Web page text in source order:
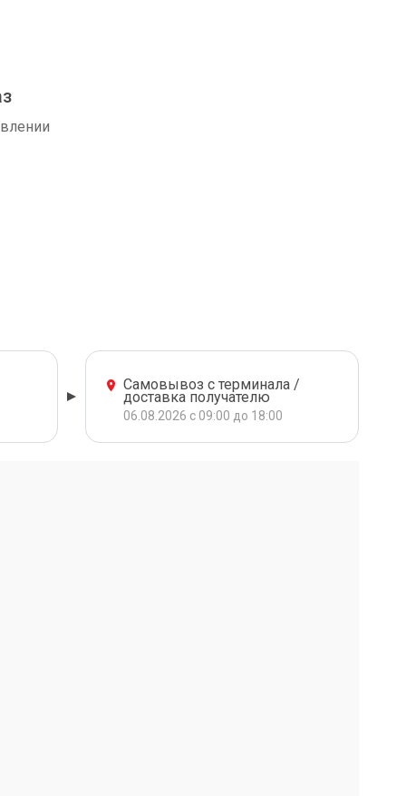
Самовывоз с терминала /
доставка получателю
06.08.2026 с 09:00 до 18:00